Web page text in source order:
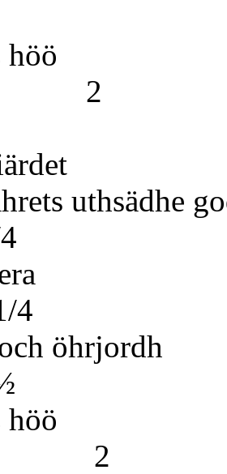
2
åhrets
4
2